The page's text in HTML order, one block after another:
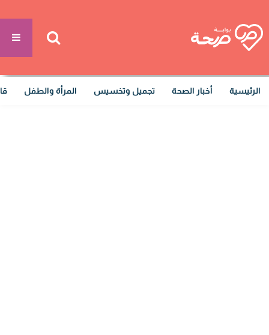
الرئيسية أخبار الصحة تجميل وتخسيس المرأة والطفل